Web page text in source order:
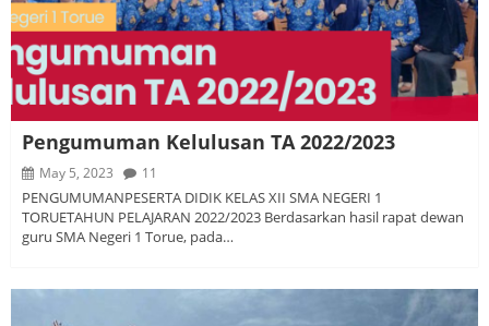
Pengumuman Kelulusan TA 2022/2023
May 5, 2023 11
PENGUMUMANPESERTA DIDIK KELAS XII SMA NEGERI 1
TORUETAHUN PELAJARAN 2022/2023 Berdasarkan hasil rapat dewan
guru SMA Negeri 1 Torue, pada…